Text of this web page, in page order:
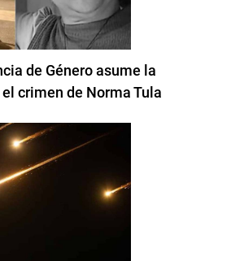
de Género asume la
crimen de Norma Tula